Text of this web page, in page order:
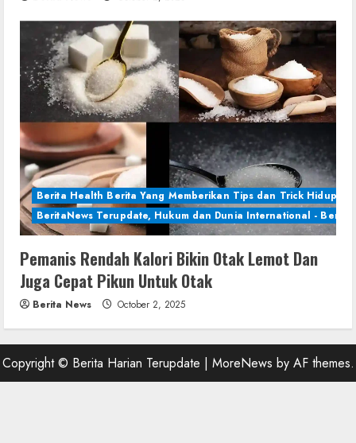
Berita Health Berita Yang Memberikan Tips dan Trick Hidup
BeritaNews Terupdate, Hukum dan Dunia International - Berita
Pemanis Rendah Kalori Bikin Otak Lemot Dan
Juga Cepat Pikun Untuk Otak
Berita News October 2, 2025
Copyright © Berita Harian Terupdate | MoreNews by AF themes.